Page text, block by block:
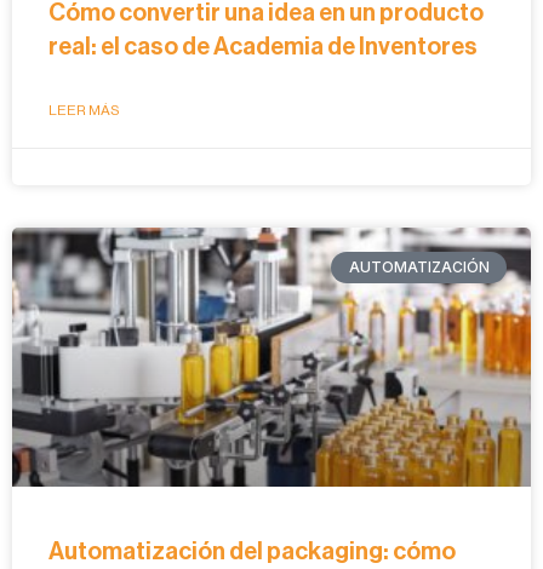
Cómo convertir una idea en un producto
real: el caso de Academia de Inventores
LEER MÁS
AUTOMATIZACIÓN
Automatización del packaging: cómo